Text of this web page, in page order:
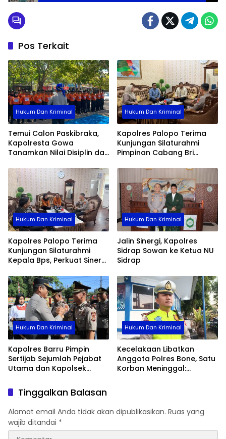
Pos Terkait
Hukum Dan Kriminal
Temui Calon Paskibraka,
Kapolresta Gowa
Tanamkan Nilai Disiplin dan
Hukum Dan Kriminal
Kapolres Palopo Terima
Kunjungan Silaturahmi
Pimpinan Cabang Bri
Hukum Dan Kriminal
Kapolres Palopo Terima
Kunjungan Silaturahmi
Kepala Bps, Perkuat Sinergi
Hukum Dan Kriminal
Jalin Sinergi, Kapolres
Sidrap Sowan ke Ketua NU
Sidrap
Hukum Dan Kriminal
Kapolres Barru Pimpin
Sertijab Sejumlah Pejabat
Utama dan Kapolsek
Organisasi
Hukum Dan Kriminal
Kecelakaan Libatkan
Anggota Polres Bone, Satu
Korban Meninggal:
Tinggalkan Balasan
Alamat email Anda tidak akan dipublikasikan. Ruas yang
wajib ditandai *